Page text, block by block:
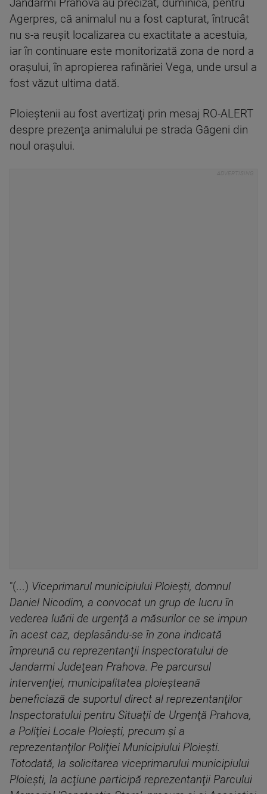
Jandarmi Prahova au precizat, duminică, pentru
Agerpres, că animalul nu a fost capturat, întrucât
nu s-a reuşit localizarea cu exactitate a acestuia,
iar în continuare este monitorizată zona de nord a
oraşului, în apropierea rafinăriei Vega, unde ursul a
fost văzut ultima dată.
Ploieştenii au fost avertizaţi prin mesaj RO-ALERT
despre prezenţa animalului pe strada Găgeni din
noul oraşului.
"(...) Viceprimarul municipiului Ploieşti, domnul
Daniel Nicodim, a convocat un grup de lucru în
vederea luării de urgenţă a măsurilor ce se impun
în acest caz, deplasându-se în zona indicată
împreună cu reprezentanţii Inspectoratului de
Jandarmi Judeţean Prahova. Pe parcursul
intervenţiei, municipalitatea ploieşteană
beneficiază de suportul direct al reprezentanţilor
Inspectoratului pentru Situaţii de Urgenţă Prahova,
a Poliţiei Locale Ploieşti, precum şi a
reprezentanţilor Poliţiei Municipiului Ploieşti.
Totodată, la solicitarea viceprimarului municipiului
Ploieşti, la acţiune participă reprezentanţii Parcului